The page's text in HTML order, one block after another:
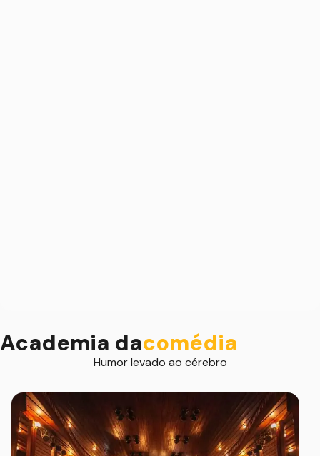
Academia dacomédia
Humor levado ao cérebro